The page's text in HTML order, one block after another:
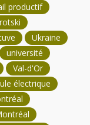
productif
Ukraine
université
Val-d'Or
électrique